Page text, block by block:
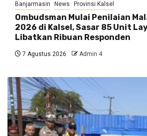
Banjarmasin News Provinsi Kalsel
Ombudsman Mulai Penilaian
2026 di Kalsel, Sasar 85 Unit
Libatkan Ribuan Responden
7 Agustus 2026 Admin 4